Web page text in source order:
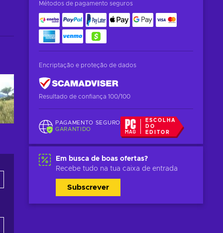
Métodos de pagamento seguros
Encriptação e proteção de dados
Resultado de confiança 100/100
PAGAMENTO SEGURO
GARANTIDO
ESCOLHA
DO
EDITOR
Em busca de boas ofertas?
Recebe tudo na tua caixa de entrada
Subscrever